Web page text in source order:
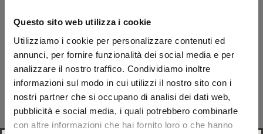
Questo sito web utilizza i cookie
Utilizziamo i cookie per personalizzare contenuti ed
annunci, per fornire funzionalità dei social media e per
analizzare il nostro traffico. Condividiamo inoltre
informazioni sul modo in cui utilizzi il nostro sito con i
nostri partner che si occupano di analisi dei dati web,
pubblicità e social media, i quali potrebbero combinarle
con altre informazioni che hai fornito loro o che hanno
Prix remisé
€ 139,90
Prix remisé
€ 139,90